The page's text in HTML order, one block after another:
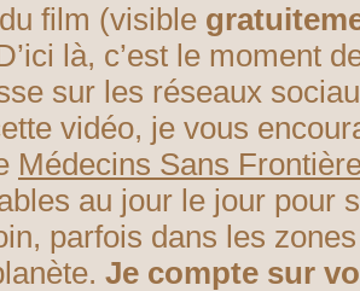
film (visible
là, c’est le moment
sur les réseaux
vidéo, je vous
Médecins Sans
au jour le jour pour
parfois dans les
Je compte sur